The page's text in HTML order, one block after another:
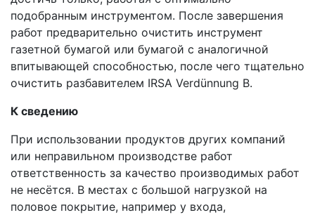
подобранным инструментом. После завершения
работ предварительно очистить инструмент
газетной бумагой или бумагой с аналогичной
впитывающей способностью, после чего тщательно
очистить разбавителем IRSA Verdünnung B.
К сведению
При использовании продуктов других компаний
или неправильном производстве работ
ответственность за качество производимых работ
не несётся. В местах с большой нагрузкой на
половое покрытие, например у входа,